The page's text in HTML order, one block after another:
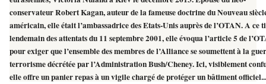
conservateur Robert Kagan, auteur de la fameuse doctrine du Nouveau
américain, elle était l’ambassadrice des Etats-Unis auprès de l’OTAN. A ce
lendemain des attentats du 11 septembre 2001, elle évoqua l’article 5 de
pour exiger que l’ensemble des membres de l’Alliance se soumettent à la
terrorisme décrétée par l’Administration Bush/Cheney. Ici, visiblement
elle offre un panier repas à un vigile chargé de protéger un bâtiment officiel...